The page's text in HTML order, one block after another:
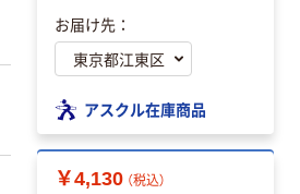
お届け先：
アスクル在庫商品
￥4,130 （税込）